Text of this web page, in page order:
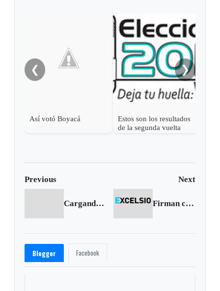
❮
Así votó Boyacá
Estos son los resultados
de la segunda vuelta
❯
Previous Next
Cargando anterior... Firman convenio para apoyo a jóvenes emprendedores
Blogger Facebook